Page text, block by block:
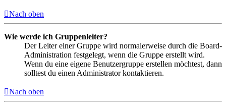
Nach oben
Wie werde ich Gruppenleiter?
Der Leiter einer Gruppe wird normalerweise durch die Board-
Administration festgelegt, wenn die Gruppe erstellt wird.
Wenn du eine eigene Benutzergruppe erstellen möchtest, dann
solltest du einen Administrator kontaktieren.
Nach oben